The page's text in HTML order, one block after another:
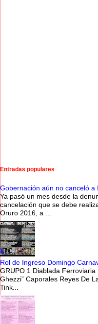
Entradas populares
Gobernación aún no canceló
Ya pasó un mes desde la
cancelación que se debe
Oruro 2016, a ...
Rol de Ingreso Domingo
GRUPO 1 Diablada
Ghezzi” Caporales Reyes
Tink...